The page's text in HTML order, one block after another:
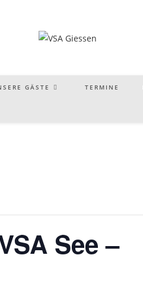
GÄSTE TERMINE
See –